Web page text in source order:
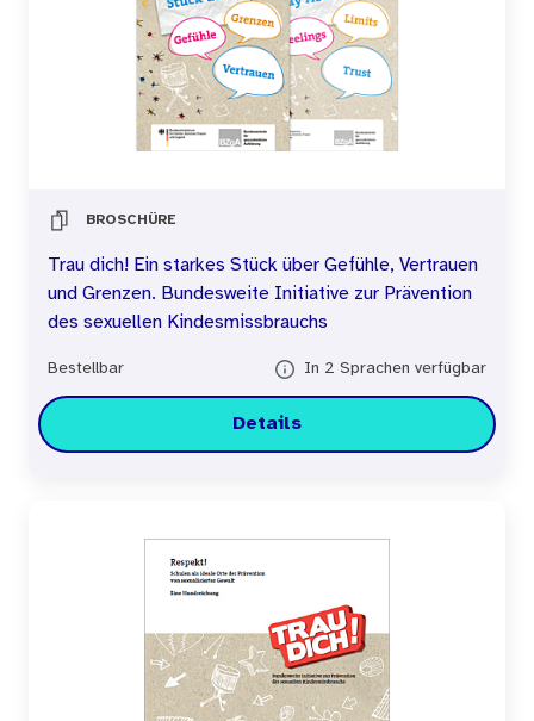
BROSCHÜRE
Trau dich! Ein starkes Stück über Gefühle, Vertrauen
und Grenzen. Bundesweite Initiative zur Prävention
des sexuellen Kindesmissbrauchs
Bestellbar In 2 Sprachen verfügbar
Details